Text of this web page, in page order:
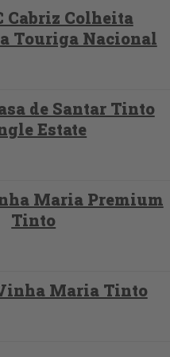
Cabriz Colheita
Touriga Nacional
de Santar Tinto
Estate
Maria Premium
Tinto
Maria Tinto